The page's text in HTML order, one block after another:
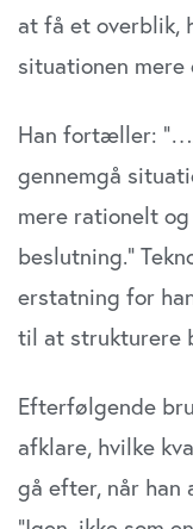
at få et overblik,
situationen mere
Han fortæller:
gennemgå
mere rationelt
beslutning.”
erstatning for
til at strukturere
Efterfølgende
afklare, hvilke
gå efter, når han